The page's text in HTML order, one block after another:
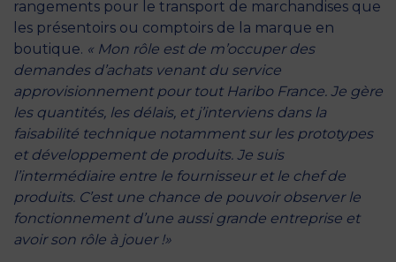
rangements pour le transport de marchandises que
les présentoirs ou comptoirs de la marque en
boutique. « Mon rôle est de m’occuper des
demandes d’achats venant du service
approvisionnement pour tout Haribo France. Je gère
les quantités, les délais, et j’interviens dans la
faisabilité technique notamment sur les prototypes
et développement de produits. Je suis
l’intermédiaire entre le fournisseur et le chef de
produits. C’est une chance de pouvoir observer le
fonctionnement d’une aussi grande entreprise et
avoir son rôle à jouer !»